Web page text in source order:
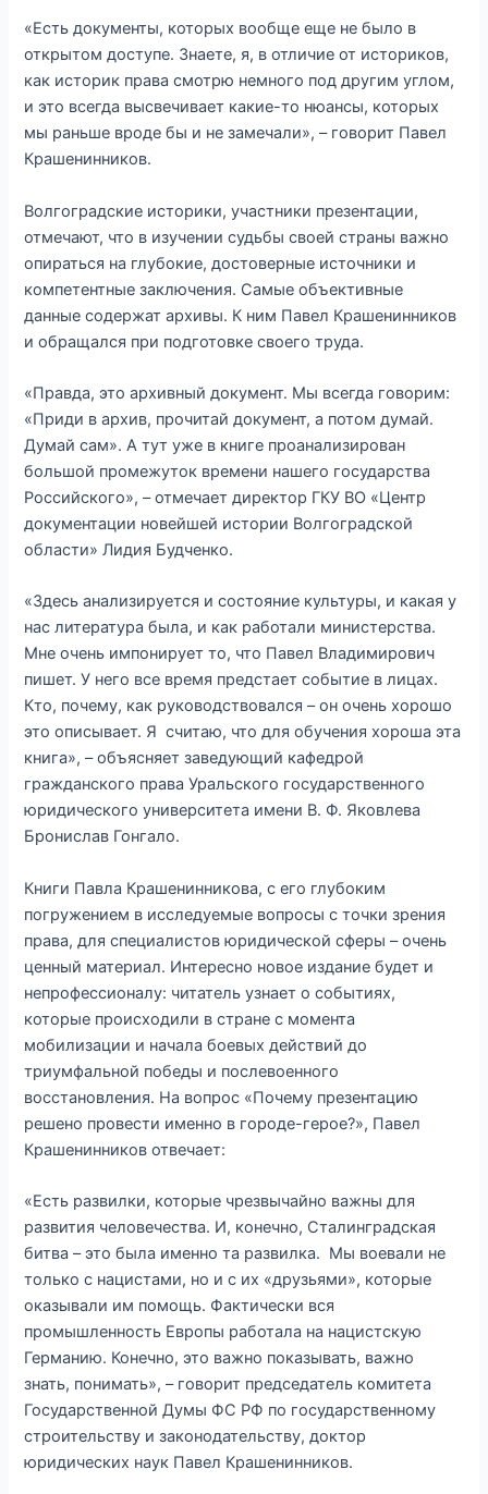
«Есть документы, которых вообще еще не было в
открытом доступе. Знаете, я, в отличие от историков,
как историк права смотрю немного под другим углом,
и это всегда высвечивает какие-то нюансы, которых
мы раньше вроде бы и не замечали», – говорит Павел
Крашенинников.
Волгоградские историки, участники презентации,
отмечают, что в изучении судьбы своей страны важно
опираться на глубокие, достоверные источники и
компетентные заключения. Самые объективные
данные содержат архивы. К ним Павел Крашенинников
и обращался при подготовке своего труда.
«Правда, это архивный документ. Мы всегда говорим:
«Приди в архив, прочитай документ, а потом думай.
Думай сам». А тут уже в книге проанализирован
большой промежуток времени нашего государства
Российского», – отмечает директор ГКУ ВО «Центр
документации новейшей истории Волгоградской
области» Лидия Будченко.
«Здесь анализируется и состояние культуры, и какая у
нас литература была, и как работали министерства.
Мне очень импонирует то, что Павел Владимирович
пишет. У него все время предстает событие в лицах.
Кто, почему, как руководствовался – он очень хорошо
это описывает. Я считаю, что для обучения хороша эта
книга», – объясняет заведующий кафедрой
гражданского права Уральского государственного
юридического университета имени В. Ф. Яковлева
Бронислав Гонгало.
Книги Павла Крашенинникова, с его глубоким
погружением в исследуемые вопросы с точки зрения
права, для специалистов юридической сферы – очень
ценный материал. Интересно новое издание будет и
непрофессионалу: читатель узнает о событиях,
которые происходили в стране с момента
мобилизации и начала боевых действий до
триумфальной победы и послевоенного
восстановления. На вопрос «Почему презентацию
решено провести именно в городе-герое?», Павел
Крашенинников отвечает:
«Есть развилки, которые чрезвычайно важны для
развития человечества. И, конечно, Сталинградская
битва – это была именно та развилка. Мы воевали не
только с нацистами, но и с их «друзьями», которые
оказывали им помощь. Фактически вся
промышленность Европы работала на нацистскую
Германию. Конечно, это важно показывать, важно
знать, понимать», – говорит председатель комитета
Государственной Думы ФС РФ по государственному
строительству и законодательству, доктор
юридических наук Павел Крашенинников.